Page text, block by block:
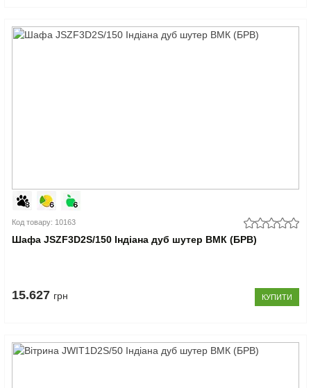
Код товару: 10163
Шафа JSZF3D2S/150 Індіана дуб шутер ВМК (БРВ)
15.627 грн КУПИТИ